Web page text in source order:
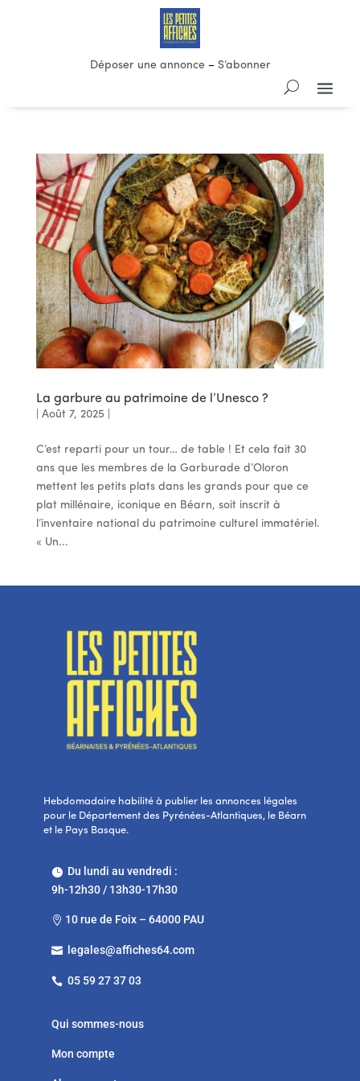
Déposer une annonce– S’abonner
La garbure au patrimoine de l’Unesco ?
Août 7, 2025
C’est reparti pour un tour… de table ! Et cela fait 30
ans que les membres de la Garburade d’Oloron
mettent les petits plats dans les grands pour que ce
plat millénaire, iconique en Béarn, soit inscrit à
l’inventaire national du patrimoine culturel immatériel.
« Un...
Hebdomadaire habilité à publier les annonces légales
pour le Département des Pyrénées-Atlantiques, le Béarn
et le Pays Basque.
Du lundi au vendredi :
9h-12h30 / 13h30-17h30
 10 rue de Foix – 64000 PAU
 legales@affiches64.com
 05 59 27 37 03
Qui sommes-nous
Mon compte